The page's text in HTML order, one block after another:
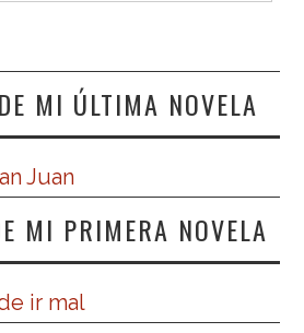
MI ÚLTIMA NOVELA
MI PRIMERA NOVELA